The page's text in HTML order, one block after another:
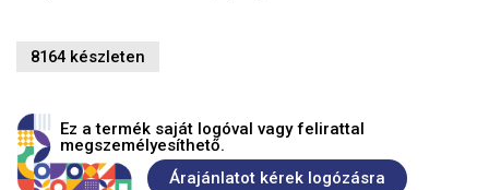
8164 készleten
Ez a termék saját logóval vagy felirattal
megszemélyesíthető.
Árajánlatot kérek logózásra